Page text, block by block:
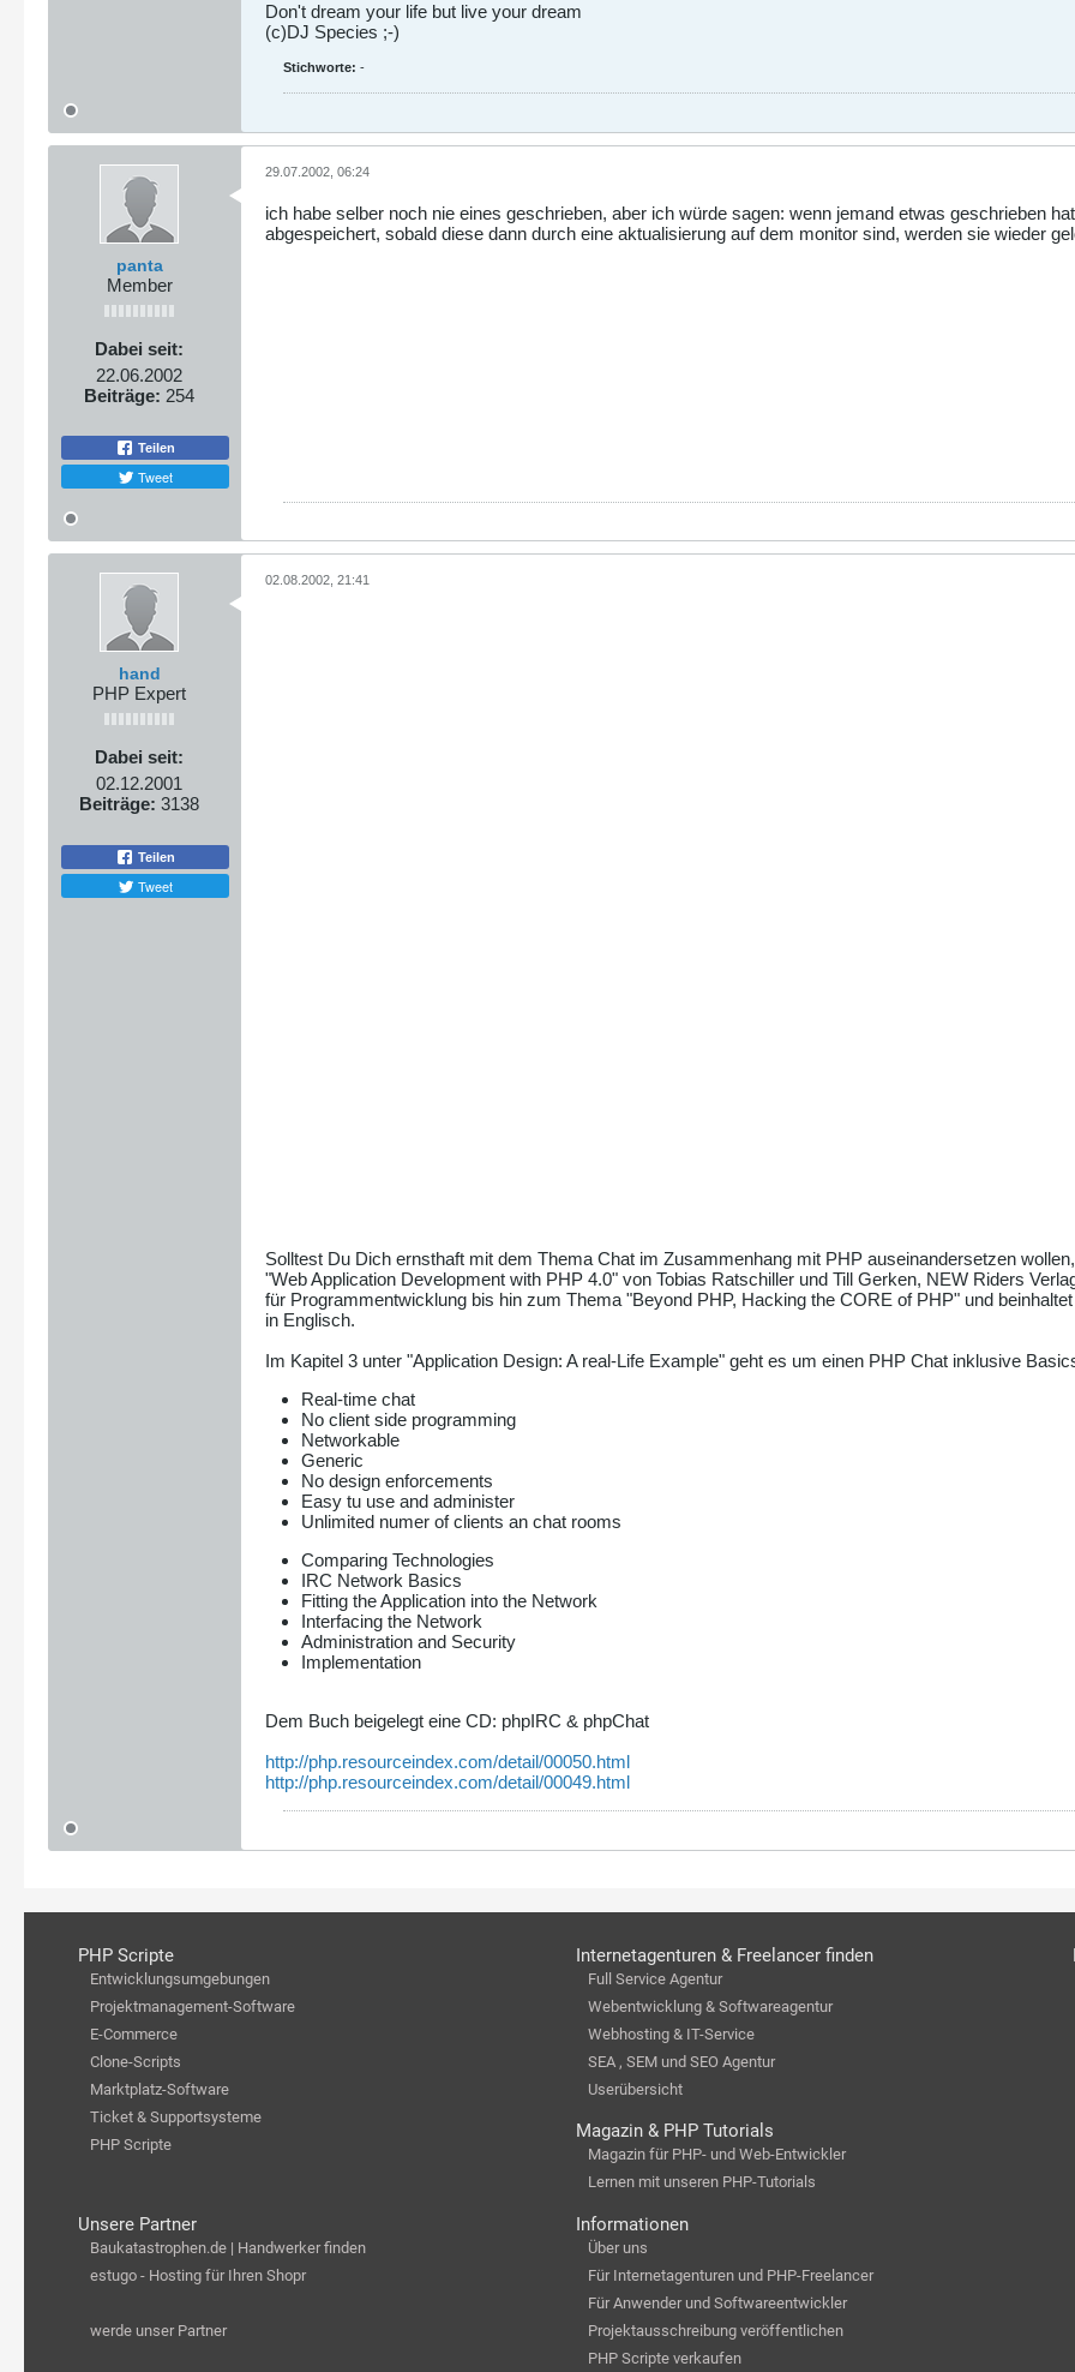
Don't dream your life but live your dream
(c)DJ Species ;-)
Stichworte: -
panta
Member
Dabei seit:
22.06.2002
Beiträge: 254
Teilen
Tweet
29.07.2002, 06:24
ich habe selber noch nie eines geschrieben, aber ich würde sagen: wenn jemand etwas geschrieben
abgespeichert, sobald diese dann durch eine aktualisierung auf dem monitor sind, werden sie wieder
hand
PHP Expert
Dabei seit:
02.12.2001
Beiträge: 3138
Teilen
Tweet
02.08.2002, 21:41
Solltest Du Dich ernsthaft mit dem Thema Chat im Zusammenhang mit PHP auseinandersetzen
"Web Application Development with PHP 4.0" von Tobias Ratschiller und Till Gerken, NEW Riders
für Programmentwicklung bis hin zum Thema "Beyond PHP, Hacking the CORE of PHP" und
in Englisch.
Im Kapitel 3 unter "Application Design: A real-Life Example" geht es um einen PHP Chat inklusive
Real-time chat
No client side programming
Networkable
Generic
No design enforcements
Easy tu use and administer
Unlimited numer of clients an chat rooms
Comparing Technologies
IRC Network Basics
Fitting the Application into the Network
Interfacing the Network
Administration and Security
Implementation
Dem Buch beigelegt eine CD: phpIRC & phpChat
http://php.resourceindex.com/detail/00050.html
http://php.resourceindex.com/detail/00049.html
PHP Scripte
Entwicklungsumgebungen
Projektmanagement-Software
E-Commerce
Clone-Scripts
Marktplatz-Software
Ticket & Supportsysteme
PHP Scripte
Internetagenturen & Freelancer finden
Full Service Agentur
Webentwicklung & Softwareagentur
Webhosting & IT-Service
SEA , SEM und SEO Agentur
Userübersicht
Magazin & PHP Tutorials
Magazin für PHP- und Web-Entwickler
Lernen mit unseren PHP-Tutorials
Unsere Partner
Baukatastrophen.de | Handwerker finden
estugo - Hosting für Ihren Shopr
werde unser Partner
Informationen
Über uns
Für Internetagenturen und PHP-Freelancer
Für Anwender und Softwareentwickler
Projektausschreibung veröffentlichen
PHP Scripte verkaufen